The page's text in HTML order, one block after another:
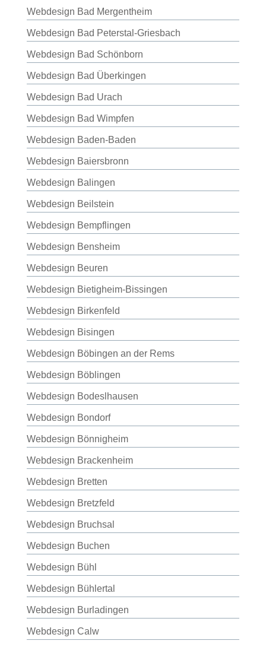
Webdesign Bad Mergentheim
Webdesign Bad Peterstal-Griesbach
Webdesign Bad Schönborn
Webdesign Bad Überkingen
Webdesign Bad Urach
Webdesign Bad Wimpfen
Webdesign Baden-Baden
Webdesign Baiersbronn
Webdesign Balingen
Webdesign Beilstein
Webdesign Bempflingen
Webdesign Bensheim
Webdesign Beuren
Webdesign Bietigheim-Bissingen
Webdesign Birkenfeld
Webdesign Bisingen
Webdesign Böbingen an der Rems
Webdesign Böblingen
Webdesign Bodeslhausen
Webdesign Bondorf
Webdesign Bönnigheim
Webdesign Brackenheim
Webdesign Bretten
Webdesign Bretzfeld
Webdesign Bruchsal
Webdesign Buchen
Webdesign Bühl
Webdesign Bühlertal
Webdesign Burladingen
Webdesign Calw